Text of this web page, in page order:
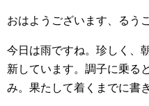
おはようございます、るう
今日は雨ですね。珍しく、
新しています。調子に乗る
み。果たして着くまでに書